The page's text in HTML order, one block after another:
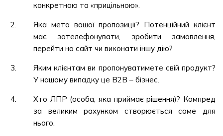
конкретною та «прицільною».
Яка мета вашої пропозиції? Потенційний клієнт
має зателефонувати, зробити замовлення,
перейти на сайт чи виконати іншу дію?
Яким клієнтам ви пропонуватимете свій продукт?
У нашому випадку це B2B – бізнес.
Хто ЛПР (особа, яка приймає рішення)? Компред
за великим рахунком створюється саме для
нього.